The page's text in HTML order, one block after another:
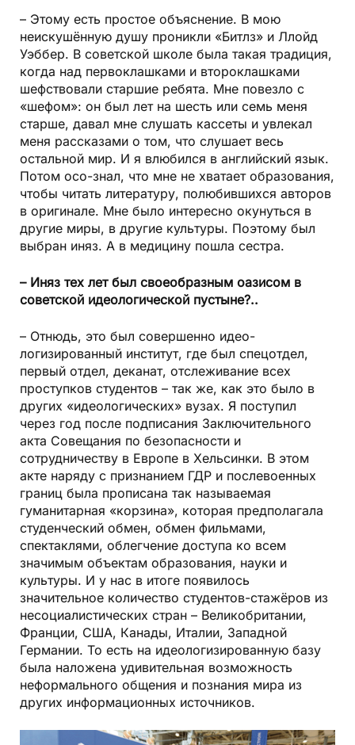
– Этому есть простое объяснение. В мою
неискушённую душу проникли «Битлз» и Ллойд
Уэббер. В советской школе была такая традиция,
когда над первоклашками и второклашками
шефствовали старшие ребята. Мне повезло с
«шефом»: он был лет на шесть или семь меня
старше, давал мне слушать кассеты и увлекал
меня рассказами о том, что слушает весь
остальной мир. И я влюбился в английский язык.
Потом осо-знал, что мне не хватает образования,
чтобы читать литературу, полюбившихся авторов
в оригинале. Мне было интересно окунуться в
другие миры, в другие культуры. Поэтому был
выбран иняз. А в медицину пошла сестра.
– Иняз тех лет был своеобразным оазисом в
советской идеологической пустыне?..
– Отнюдь, это был совершенно идео-
логизированный институт, где был спецотдел,
первый отдел, деканат, отслеживание всех
проступков студентов – так же, как это было в
других «идеологических» вузах. Я поступил
через год после подписания Заключительного
акта Совещания по безопасности и
сотрудничеству в Европе в Хельсинки. В этом
акте наряду с признанием ГДР и послевоенных
границ была прописана так называемая
гуманитарная «корзина», которая предполагала
студенческий обмен, обмен фильмами,
спектаклями, облегчение доступа ко всем
значимым объектам образования, науки и
культуры. И у нас в итоге появилось
значительное количество студентов-стажёров из
несоциалистических стран – Великобритании,
Франции, США, Канады, Италии, Западной
Германии. То есть на идеологизированную базу
была наложена удивительная возможность
неформального общения и познания мира из
других информационных источников.